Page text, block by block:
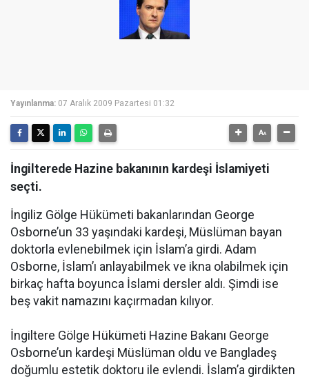
Yayınlanma: 07 Aralık 2009 Pazartesi 01:32
İngilterede Hazine bakanının kardeşi İslamiyeti
seçti.
İngiliz Gölge Hükümeti bakanlarından George
Osborne’un 33 yaşındaki kardeşi, Müslüman bayan
doktorla evlenebilmek için İslam’a girdi. Adam
Osborne, İslam’ı anlayabilmek ve ikna olabilmek için
birkaç hafta boyunca İslami dersler aldı. Şimdi ise
beş vakit namazını kaçırmadan kılıyor.
İngiltere Gölge Hükümeti Hazine Bakanı George
Osborne’un kardeşi Müslüman oldu ve Bangladeş
doğumlu estetik doktoru ile evlendi. İslam’a girdikten